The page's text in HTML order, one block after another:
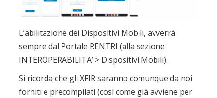
L’abilitazione dei Dispositivi Mobili, avverrà
sempre dal Portale RENTRI (alla sezione
INTEROPERABILITA’ > Dispositivi Mobili).
Si ricorda che gli XFIR saranno comunque da noi
forniti e precompilati (così come già avviene per